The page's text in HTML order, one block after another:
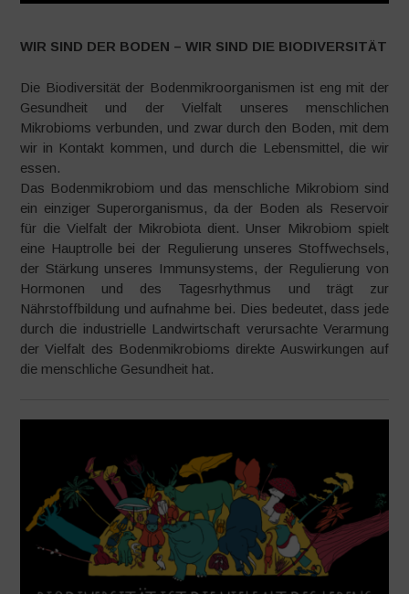
WIR SIND DER BODEN – WIR SIND DIE BIODIVERSITÄT
Die Biodiversität der Bodenmikroorganismen ist eng mit der
Gesundheit und der Vielfalt unseres menschlichen
Mikrobioms verbunden, und zwar durch den Boden, mit dem
wir in Kontakt kommen, und durch die Lebensmittel, die wir
essen.
Das Bodenmikrobiom und das menschliche Mikrobiom sind
ein einziger Superorganismus, da der Boden als Reservoir
für die Vielfalt der Mikrobiota dient. Unser Mikrobiom spielt
eine Hauptrolle bei der Regulierung unseres Stoffwechsels,
der Stärkung unseres Immunsystems, der Regulierung von
Hormonen und des Tagesrhythmus und trägt zur
Nährstoffbildung und aufnahme bei. Dies bedeutet, dass jede
durch die industrielle Landwirtschaft verursachte Verarmung
der Vielfalt des Bodenmikrobioms direkte Auswirkungen auf
die menschliche Gesundheit hat.